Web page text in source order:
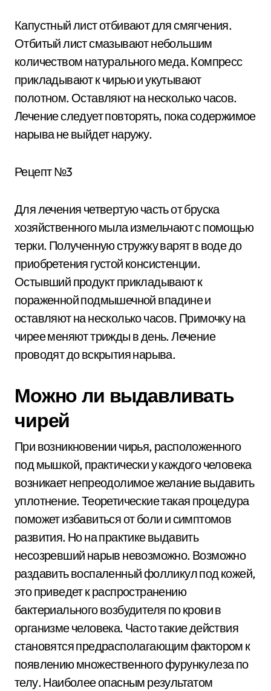
Капустный лист отбивают для смягчения.
Отбитый лист смазывают небольшим
количеством натурального меда. Компресс
прикладывают к чирью и укутывают
полотном. Оставляют на несколько часов.
Лечение следует повторять, пока содержимое
нарыва не выйдет наружу.
Рецепт №3
Для лечения четвертую часть от бруска
хозяйственного мыла измельчают с помощью
терки. Полученную стружку варят в воде до
приобретения густой консистенции.
Остывший продукт прикладывают к
пораженной подмышечной впадине и
оставляют на несколько часов. Примочку на
чирее меняют трижды в день. Лечение
проводят до вскрытия нарыва.
Можно ли выдавливать
чирей
При возникновении чирья, расположенного
под мышкой, практически у каждого человека
возникает непреодолимое желание выдавить
уплотнение. Теоретические такая процедура
поможет избавиться от боли и симптомов
развития. Но на практике выдавить
несозревший нарыв невозможно. Возможно
раздавить воспаленный фолликул под кожей,
это приведет к распространению
бактериального возбудителя по крови в
организме человека. Часто такие действия
становятся предрасполагающим фактором к
появлению множественного фурункулеза по
телу. Наиболее опасным результатом